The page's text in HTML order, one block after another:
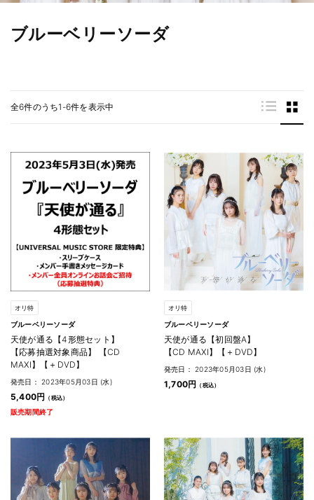
ブルーベリーソーダ
全6件のうち1-6件を表示中
オリ特
ブルーベリーソーダ
天使が通る【4形態セット】
【応募抽選対象商品】 【CD
MAXI】【＋DVD】
発売日： 2023年05月03日 (水)
5,400円
販売期間終了
オリ特
ブルーベリーソーダ
天使が通る【初回盤A】
【CD MAXI】【＋DVD】
発売日： 2023年05月03日 (水)
1,700円